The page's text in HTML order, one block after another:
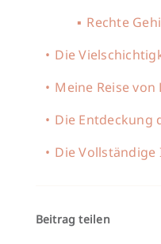
Rechte
Die
Meine Reise von
Die Entdeckung der
Die Vollständige Integration:
Beitrag teilen